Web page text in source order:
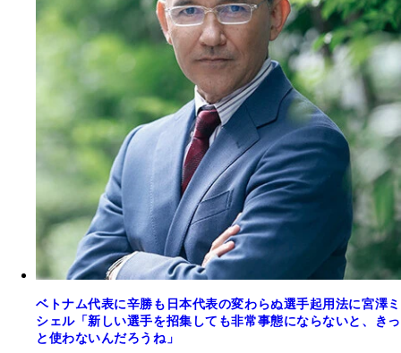
ベトナム代表に辛勝も日本代表の変わらぬ選手起用法に宮澤ミ
シェル「新しい選手を招集しても非常事態にならないと、きっ
と使わないんだろうね」